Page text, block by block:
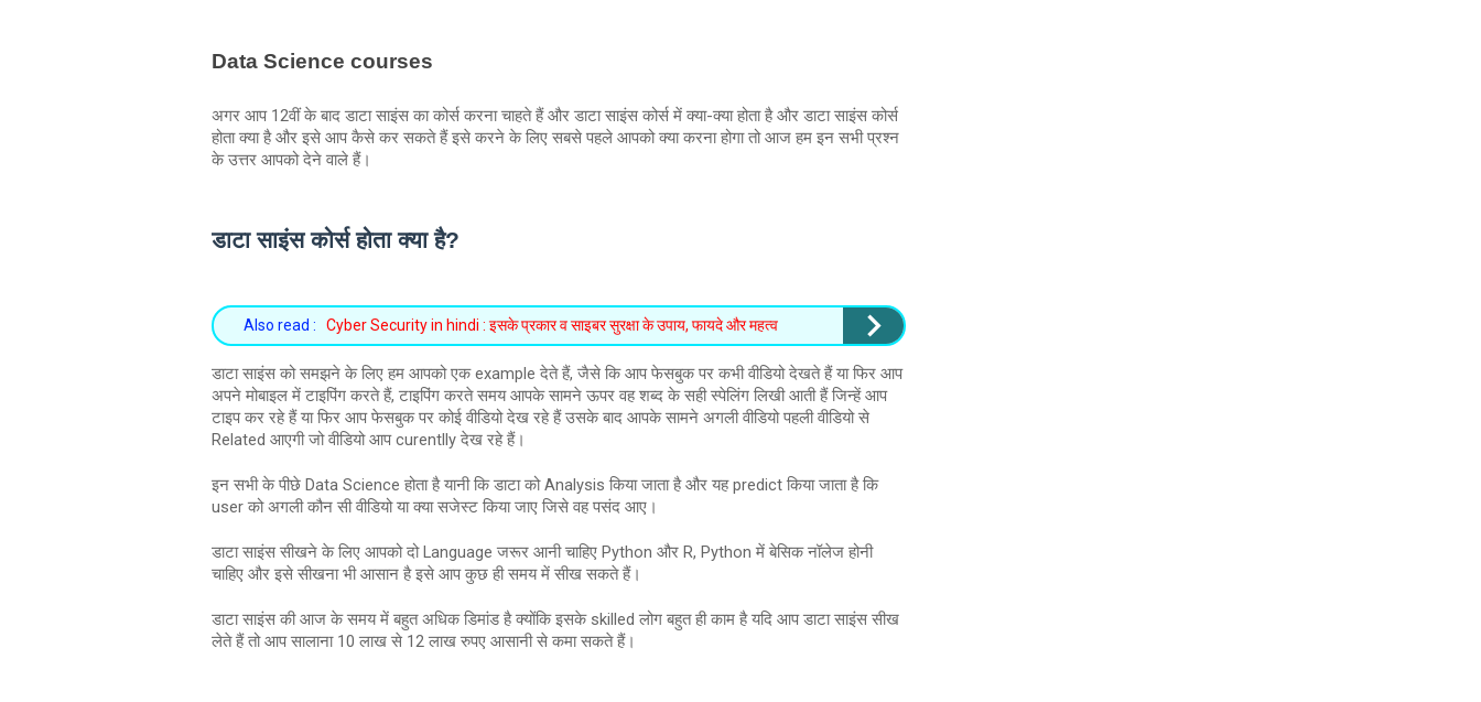
Data Science courses
अगर आप 12वीं के बाद डाटा साइंस का कोर्स करना चाहते हैं और डाटा साइंस कोर्स में क्या-क्या होता है और डाटा साइंस कोर्स
होता क्या है और इसे आप कैसे कर सकते हैं इसे करने के लिए सबसे पहले आपको क्या करना होगा तो आज हम इन सभी प्रश्न
के उत्तर आपको देने वाले हैं।
डाटा साइंस कोर्स होता क्या है?
Also read : Cyber Security in hindi : इसके प्रकार व साइबर सुरक्षा के उपाय, फायदे और महत्व
डाटा साइंस को समझने के लिए हम आपको एक example देते हैं, जैसे कि आप फेसबुक पर कभी वीडियो देखते हैं या फिर आप
अपने मोबाइल में टाइपिंग करते हैं, टाइपिंग करते समय आपके सामने ऊपर वह शब्द के सही स्पेलिंग लिखी आती हैं जिन्हें आप
टाइप कर रहे हैं या फिर आप फेसबुक पर कोई वीडियो देख रहे हैं उसके बाद आपके सामने अगली वीडियो पहली वीडियो से
Related आएगी जो वीडियो आप curentlly देख रहे हैं।
इन सभी के पीछे Data Science होता है यानी कि डाटा को Analysis किया जाता है और यह predict किया जाता है कि
user को अगली कौन सी वीडियो या क्या सजेस्ट किया जाए जिसे वह पसंद आए।
डाटा साइंस सीखने के लिए आपको दो Language जरूर आनी चाहिए Python और R, Python में बेसिक नॉलेज होनी
चाहिए और इसे सीखना भी आसान है इसे आप कुछ ही समय में सीख सकते हैं।
डाटा साइंस की आज के समय में बहुत अधिक डिमांड है क्योंकि इसके skilled लोग बहुत ही काम है यदि आप डाटा साइंस सीख
लेते हैं तो आप सालाना 10 लाख से 12 लाख रुपए आसानी से कमा सकते हैं।